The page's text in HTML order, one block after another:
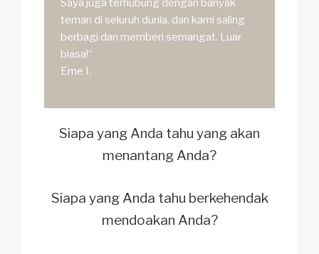
Saya juga terhubung dengan banyak
teman di seluruh dunia, dan kami saling
berbagi dan memberi semangat. Luar
biasa!“
Eme I.
Siapa yang Anda tahu yang akan
menantang Anda?
Siapa yang Anda tahu berkehendak
mendoakan Anda?